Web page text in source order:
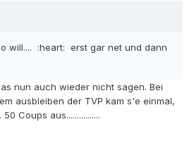
will.... :heart: erst gar net und dann
nun auch wieder nicht sagen. Bei
ausbleiben der TVP kam s'e einmal,
Coups aus................